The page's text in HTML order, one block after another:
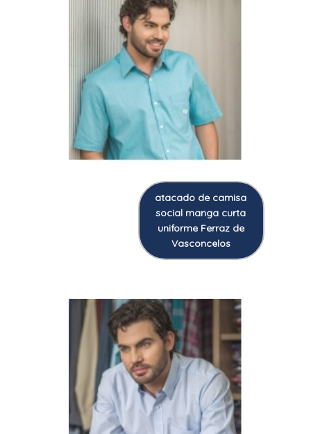
atacado de camisa
social manga curta
uniforme Ferraz de
Vasconcelos